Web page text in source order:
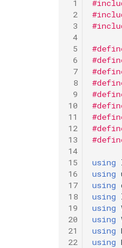
using
using
using
using
using
using
using
using